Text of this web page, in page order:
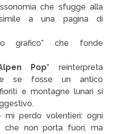
che sfugge alla
a una pagina di
grafico” che fonde
Pop” reinterpreta
se fosse un antico
e montagne lunari si
mi perdo volentieri: ogni
che non porta fuori, ma